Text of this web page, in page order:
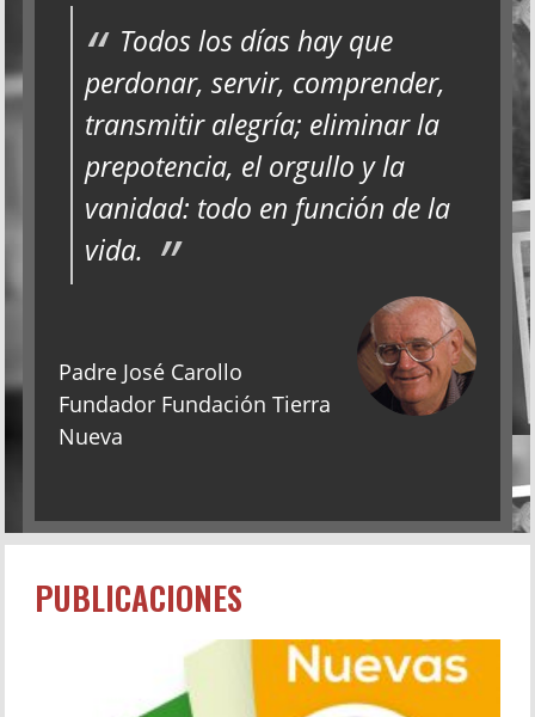
Todos los días hay que
perdonar, servir, comprender,
transmitir alegría; eliminar la
prepotencia, el orgullo y la
vanidad: todo en función de la
vida.
Padre José Carollo
Fundador Fundación Tierra
Nueva
PUBLICACIONES